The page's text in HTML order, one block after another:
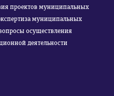
проектов муниципальных
муниципальных
осуществления
деятельности